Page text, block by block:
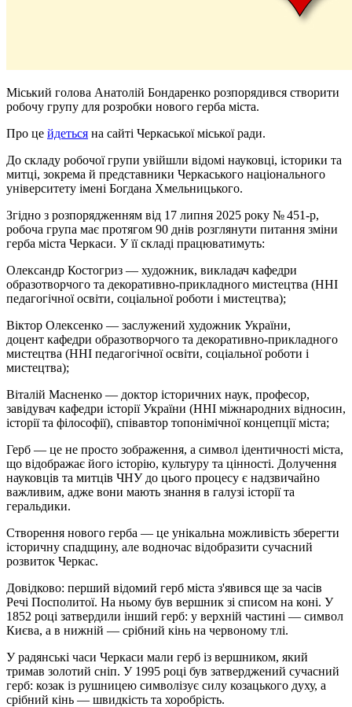
Міський голова Анатолій Бондаренко розпорядився створити
робочу групу для розробки нового герба міста.
Про це йдеться на сайті Черкаської міської ради.
До складу робочої групи увійшли відомі науковці, історики та
митці, зокрема й представники Черкаського національного
університету імені Богдана Хмельницького.
Згідно з розпорядженням від 17 липня 2025 року № 451-р,
робоча група має протягом 90 днів розглянути питання зміни
герба міста Черкаси. У її складі працюватимуть:
Олександр Костогриз — художник, викладач кафедри
образотворчого та декоративно-прикладного мистецтва (ННІ
педагогічної освіти, соціальної роботи і мистецтва);
Віктор Олексенко — заслужений художник України,
доцент кафедри образотворчого та декоративно-прикладного
мистецтва (ННІ педагогічної освіти, соціальної роботи і
мистецтва);
Віталій Масненко — доктор історичних наук, професор,
завідувач кафедри історії України (ННІ міжнародних відносин,
історії та філософії), співавтор топонімічної концепції міста;
Герб — це не просто зображення, а символ ідентичності міста,
що відображає його історію, культуру та цінності. Долучення
науковців та митців ЧНУ до цього процесу є надзвичайно
важливим, адже вони мають знання в галузі історії та
геральдики.
Створення нового герба — це унікальна можливість зберегти
історичну спадщину, але водночас відобразити сучасний
розвиток Черкас.
Довідково: перший відомий герб міста з'явився ще за часів
Речі Посполитої. На ньому був вершник зі списом на коні. У
1852 році затвердили інший герб: у верхній частині — символ
Києва, а в нижній — срібний кінь на червоному тлі.
У радянські часи Черкаси мали герб із вершником, який
тримав золотий сніп. У 1995 році був затверджений сучасний
герб: козак із рушницею символізує силу козацького духу, а
срібний кінь — швидкість та хоробрість.